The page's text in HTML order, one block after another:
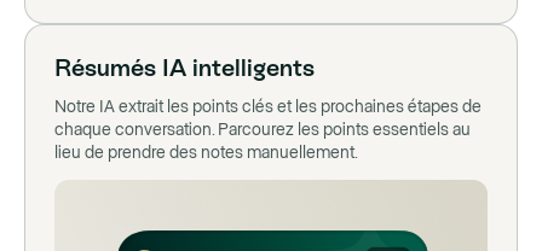
Résumés IA intelligents
Notre IA extrait les points clés et les prochaines étapes de
chaque conversation. Parcourez les points essentiels au
lieu de prendre des notes manuellement.